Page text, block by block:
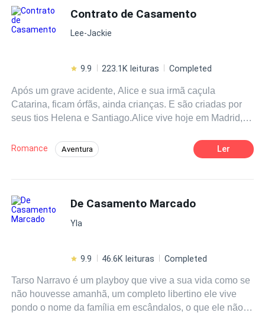
que casar com Oliver, o ex socio do seu pai.
Casamento por Contrato
Casamento Relâmpago
Contrato de Casamento
Lee-Jackie
9.9 223.1K leituras Completed
Após um grave acidente, Alice e sua irmã caçula
Catarina, ficam órfãs, ainda crianças. E são criadas por
seus tios Helena e Santiago.Alice vive hoje em Madrid,
seu futuro cunhado Rafael García.Tudo parecia bem para
a moça, até que Rafael lhe avisa que seu visto no país
quem? A moça não tinha tempo nem para respirar direito
quem dirá para sair e conhecer alguém?
Romance Aventura
CEO
Ler
De Casamento Marcado
Yla
9.9 46.6K leituras Completed
Tarso Narravo é um playboy que vive a sua vida como se
não houvesse amanhã, um completo libertino ele vive
pondo o nome da família em escândalos, o que ele não